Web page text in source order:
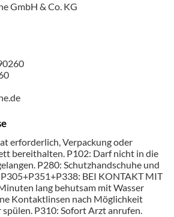
GmbH & Co. KG
erforderlich, Verpackung oder
bereithalten. P102: Darf nicht in die
P280: Schutzhandschuhe und
BEI KONTAKT MIT
lang behutsam mit Wasser
Kontaktlinsen nach Möglichkeit
P310: Sofort Arzt anrufen.